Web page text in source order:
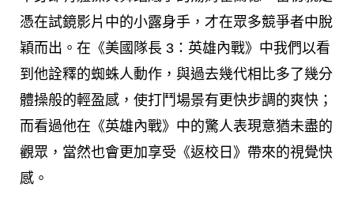
憑在試鏡影片中的小露身手，才在眾多競爭者中脫
穎而出。在《美國隊長 3：英雄內戰》中我們以看
到他詮釋的蜘蛛人動作，與過去幾代相比多了幾分
體操般的輕盈感，使打鬥場景有更快步調的爽快；
而看過他在《英雄內戰》中的驚人表現意猶未盡的
觀眾，當然也會更加享受《返校日》帶來的視覺快
感。